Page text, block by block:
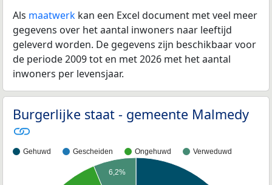
Als maatwerk kan een Excel document met veel meer
gegevens over het aantal inwoners naar leeftijd
geleverd worden. De gegevens zijn beschikbaar voor
de periode 2009 tot en met 2026 met het aantal
inwoners per levensjaar.
Burgerlijke staat - gemeente Malmedy
Gehuwd Gescheiden Ongehuwd Verweduwd
6,2%